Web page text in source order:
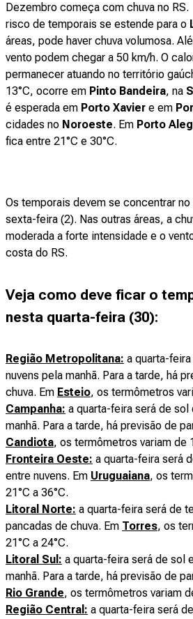
Dezembro começa com chuva no
risco de temporais se estende para o
áreas, pode haver chuva volumosa.
vento podem chegar a 50 km/h. O
permanecer atuando no território
13°C, ocorre em Pinto Bandeira, na
é esperada em Porto Xavier e em
cidades no Noroeste. Em Porto
fica entre 21°C e 30°C.
Os temporais devem se concentrar no
sexta-feira (2). Nas outras áreas, a
moderada a forte intensidade e o
costa do RS.
Veja como deve ficar o
nesta quarta-feira (30):
Região Metropolitana: a quarta-
nuvens pela manhã. Para a tarde, há
chuva. Em Esteio, os termômetros
Campanha: a quarta-feira será de sol
manhã. Para a tarde, há previsão de
Candiota, os termômetros variam de
Fronteira Oeste: a quarta-feira será
entre nuvens. Em Uruguaiana, os
21°C a 36°C.
Litoral Norte: a quarta-feira será de
pancadas de chuva. Em Torres, os
21°C a 24°C.
Litoral Sul: a quarta-feira será de sol
manhã. Para a tarde, há previsão de
Rio Grande, os termômetros variam
Região Central: a quarta-feira será